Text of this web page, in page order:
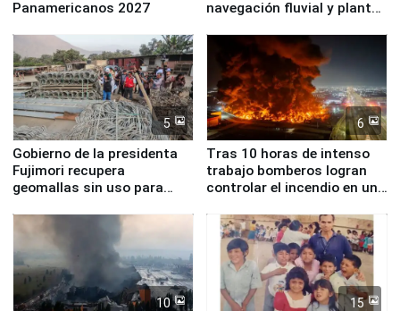
Panamericanos 2027
navegación fluvial y plantas
5
Gobierno de la presidenta
Fujimori recupera
geomallas sin uso para
Fenómeno El Niño
6
Tras 10 horas de intenso
trabajo bomberos logran
controlar el incendio en una
de Chile
10 15